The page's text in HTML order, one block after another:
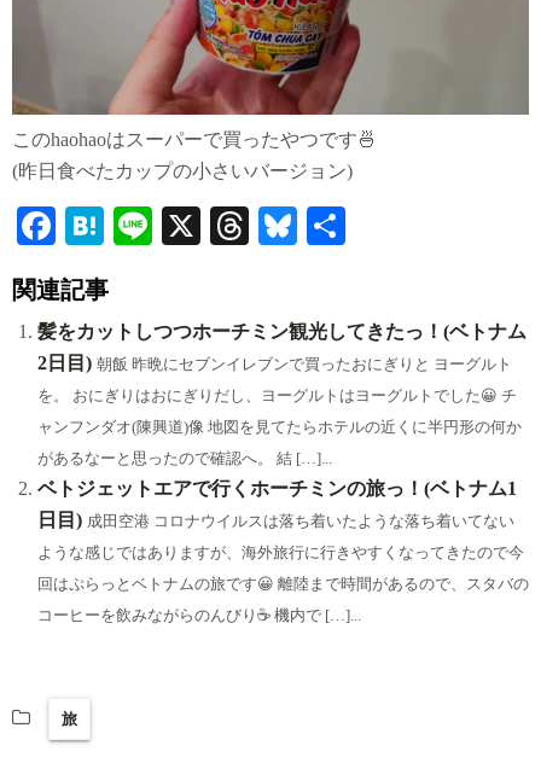
このhaohaoはスーパーで買ったやつです🍜
(昨日食べたカップの小さいバージョン)
Fa
bo
ok
H
en
a
Li
X
T
ds
Bl
y
関連記事
髪をカットしつつホーチミン観光してきたっ！(ベトナム
2日目) 朝飯 昨晩にセブンイレブンで買ったおにぎりと ヨーグルト
を。 おにぎりはおにぎりだし、ヨーグルトはヨーグルトでした😀 チ
ャンフンダオ(陳興道)像 地図を見てたらホテルの近くに半円形の何か
があるなーと思ったので確認へ。 結 […]...
ベトジェットエアで行くホーチミンの旅っ！(ベトナム1
日目) 成田空港 コロナウイルスは落ち着いたような落ち着いてない
ような感じではありますが、海外旅行に行きやすくなってきたので今
回はぷらっとベトナムの旅です😀 離陸まで時間があるので、スタバの
コーヒーを飲みながらのんびり☕ 機内で […]...
旅